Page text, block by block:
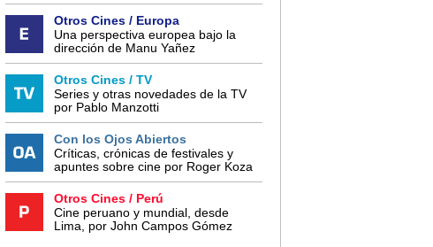
Otros Cines / Europa
Una perspectiva europea bajo la
dirección de Manu Yañez
Otros Cines / TV
Series y otras novedades de la TV
por Pablo Manzotti
Con los Ojos Abiertos
Críticas, crónicas de festivales y
apuntes sobre cine por Roger Koza
Otros Cines / Perú
Cine peruano y mundial, desde
Lima, por John Campos Gómez